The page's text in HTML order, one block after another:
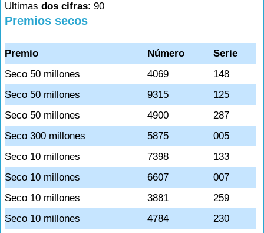
Ultimas dos cifras: 90
Premios secos
Premio Número
Serie
Seco 50 millones
4069
148
Seco 50 millones
9315
125
Seco 50 millones
4900
287
Seco 300 millones
5875
005
Seco 10 millones
7398
133
Seco 10 millones
6607
007
Seco 10 millones
3881
259
Seco 10 millones
4784
230